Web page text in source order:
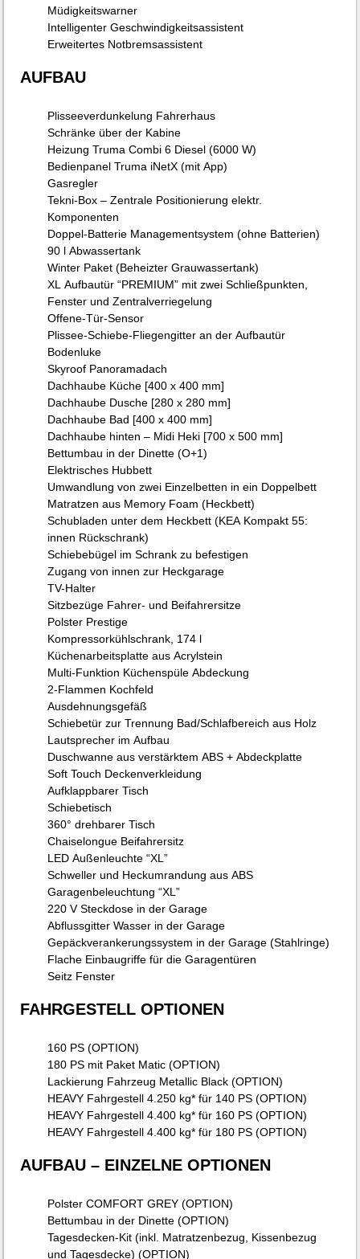
Müdigkeitswarner
Intelligenter Geschwindigkeitsassistent
Erweitertes Notbremsassistent
AUFBAU
Plisseeverdunkelung Fahrerhaus
Schränke über der Kabine
Heizung Truma Combi 6 Diesel (6000 W)
Bedienpanel Truma iNetX (mit App)
Gasregler
Tekni-Box – Zentrale Positionierung elektr.
Komponenten
Doppel-Batterie Managementsystem (ohne Batterien)
90 l Abwassertank
Winter Paket (Beheizter Grauwassertank)
XL Aufbautür “PREMIUM” mit zwei Schließpunkten,
Fenster und Zentralverriegelung
Offene-Tür-Sensor
Plissee-Schiebe-Fliegengitter an der Aufbautür
Bodenluke
Skyroof Panoramadach
Dachhaube Küche [400 x 400 mm]
Dachhaube Dusche [280 x 280 mm]
Dachhaube Bad [400 x 400 mm]
Dachhaube hinten – Midi Heki [700 x 500 mm]
Bettumbau in der Dinette (O+1)
Elektrisches Hubbett
Umwandlung von zwei Einzelbetten in ein Doppelbett
Matratzen aus Memory Foam (Heckbett)
Schubladen unter dem Heckbett (KEA Kompakt 55:
innen Rückschrank)
Schiebebügel im Schrank zu befestigen
Zugang von innen zur Heckgarage
TV-Halter
Sitzbezüge Fahrer- und Beifahrersitze
Polster Prestige
Kompressorkühlschrank, 174 l
Küchenarbeitsplatte aus Acrylstein
Multi-Funktion Küchenspüle Abdeckung
2-Flammen Kochfeld
Ausdehnungsgefäß
Schiebetür zur Trennung Bad/Schlafbereich aus Holz
Lautsprecher im Aufbau
Duschwanne aus verstärktem ABS + Abdeckplatte
Soft Touch Deckenverkleidung
Aufklappbarer Tisch
Schiebetisch
360° drehbarer Tisch
Chaiselongue Beifahrersitz
LED Außenleuchte “XL”
Schweller und Heckumrandung aus ABS
Garagenbeleuchtung “XL”
220 V Steckdose in der Garage
Abflussgitter Wasser in der Garage
Gepäckverankerungssystem in der Garage (Stahlringe)
Flache Einbaugriffe für die Garagentüren
Seitz Fenster
FAHRGESTELL OPTIONEN
160 PS (OPTION)
180 PS mit Paket Matic (OPTION)
Lackierung Fahrzeug Metallic Black (OPTION)
HEAVY Fahrgestell 4.250 kg* für 140 PS (OPTION)
HEAVY Fahrgestell 4.400 kg* für 160 PS (OPTION)
HEAVY Fahrgestell 4.400 kg* für 180 PS (OPTION)
AUFBAU – EINZELNE OPTIONEN
Polster COMFORT GREY (OPTION)
Bettumbau in der Dinette (OPTION)
Tagesdecken-Kit (inkl. Matratzenbezug, Kissenbezug
und Tagesdecke) (OPTION)